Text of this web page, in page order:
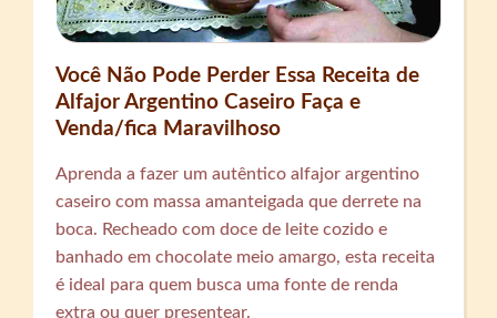
Você Não Pode Perder Essa Receita de
Alfajor Argentino Caseiro Faça e
Venda/fica Maravilhoso
Aprenda a fazer um autêntico alfajor argentino
caseiro com massa amanteigada que derrete na
boca. Recheado com doce de leite cozido e
banhado em chocolate meio amargo, esta receita
é ideal para quem busca uma fonte de renda
extra ou quer presentear.